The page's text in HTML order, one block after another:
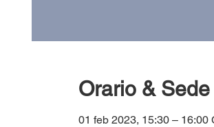
Orario & Sede
01 feb 2023, 15:30 – 16:00